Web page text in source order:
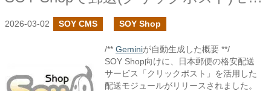
2026-03-02 SOY CMS SOY Shop
/** Geminiが自動生成した概要 **/
SOY Shop向けに、日本郵便の格安配送
サービス「クリックポスト」を活用した
配送モジュールがリリースされました。